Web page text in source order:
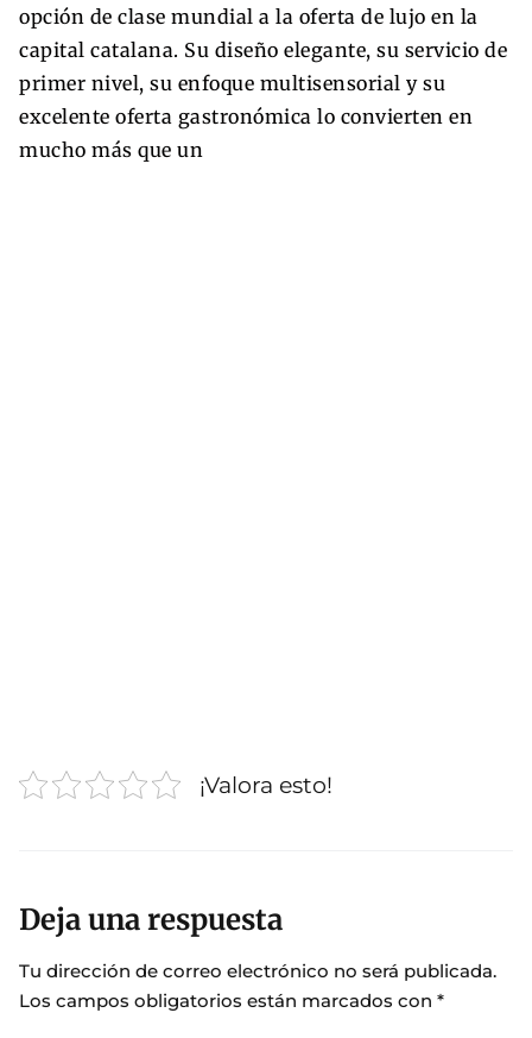
opción de clase mundial a la oferta de lujo en la
capital catalana. Su diseño elegante, su servicio de
primer nivel, su enfoque multisensorial y su
excelente oferta gastronómica lo convierten en
mucho más que un
¡Valora esto!
Deja una respuesta
Tu dirección de correo electrónico no será publicada.
Los campos obligatorios están marcados con *